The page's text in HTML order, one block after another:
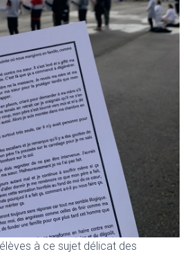
à ce sujet délicat des